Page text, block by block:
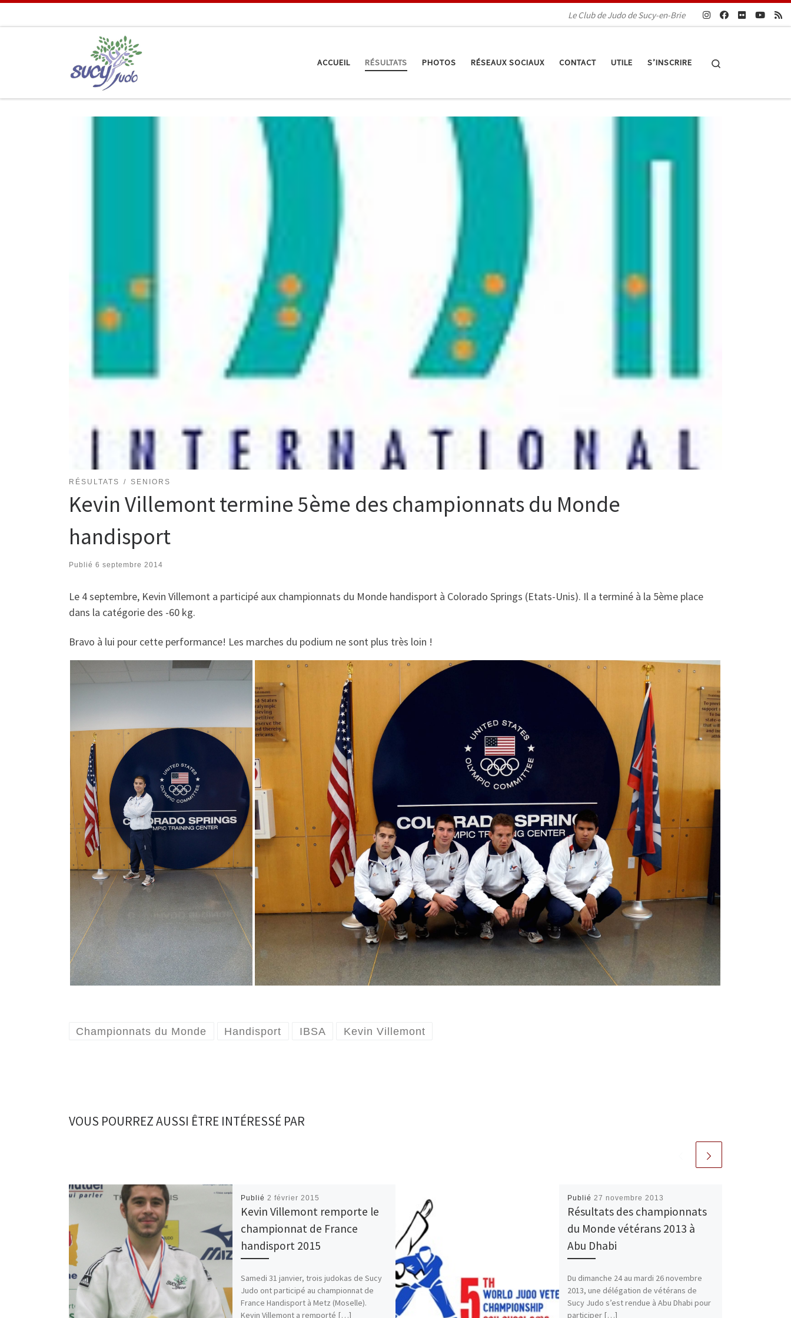
Le Club de Judo de Sucy-en-Brie
ACCUEIL RÉSULTATS PHOTOS RÉSEAUX SOCIAUX CONTACT UTILE S’INSCRIRE
RÉSULTATS SENIORS
Kevin Villemont termine 5ème des championnats du Monde
handisport
Publié 6 septembre 2014
Le 4 septembre, Kevin Villemont a participé aux championnats du Monde handisport à Colorado Springs (Etats-Unis). Il a terminé à la 5ème place
dans la catégorie des -60 kg.
Bravo à lui pour cette performance! Les marches du podium ne sont plus très loin !
Championnats du Monde Handisport IBSA Kevin Villemont
VOUS POURREZ AUSSI ÊTRE INTÉRESSÉ PAR
Publié 2 février 2015
Kevin Villemont remporte le
championnat de France
handisport 2015
Samedi 31 janvier, trois judokas de Sucy
Judo ont participé au championnat de
France Handisport à Metz (Moselle).
Kevin Villemont a remporté […]
Publié 27 novembre 2013
Résultats des championnats
du Monde vétérans 2013 à
Abu Dhabi
Du dimanche 24 au mardi 26 novembre
2013, une délégation de vétérans de
Sucy Judo s’est rendue à Abu Dhabi pour
participer […]